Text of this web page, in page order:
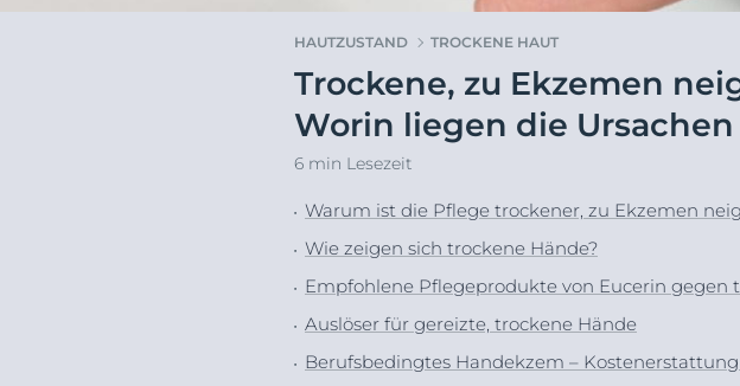
Hyperpigmentierung
Rötungen im Gesicht
Schwitzen
Unreine Haut
Sonnenpflege
Hyperpigmentierung
Dein Go-To für #SkincareRealtalk!
Eucerin® @ Instagram
HAUTZUSTAND TROCKENE HAUT
Trockene, zu Ekzemen
Worin liegen die
6 min Lesezeit
Warum ist die Pflege trockener, zu Ekzemen
Wie zeigen sich trockene Hände?
Empfohlene Pflegeprodukte von Eucerin gegen
Auslöser für gereizte, trockene Hände
Berufsbedingtes Handekzem –